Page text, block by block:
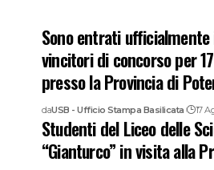
Sono entrati
vincitori di concorso per
presso la Provincia di
daUSB - Ufficio Stampa Basilicata 17
Studenti del Liceo delle
“Gianturco” in visita alla